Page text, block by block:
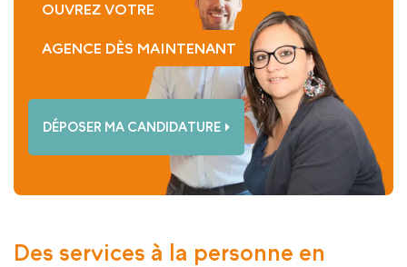
OUVREZ VOTRE
AGENCE DÈS MAINTENANT
DÉPOSER MA CANDIDATURE
Des services à la personne en